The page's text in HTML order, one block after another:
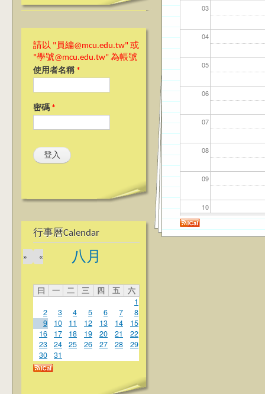
請以 "員編@mcu.edu.tw" 或
"學號@mcu.edu.tw" 為帳號
使用者名稱 *
密碼 *
行事曆Calendar
八月
«
»
曰 一 二 三 四 五
六
1
2
3 4 5 6 7
8
9
10 11 12 13 14
15
16
17 18 19 20 21
22
23
24 25 26 27 28
29
30
31
03
04
05
06
07
08
09
10
11